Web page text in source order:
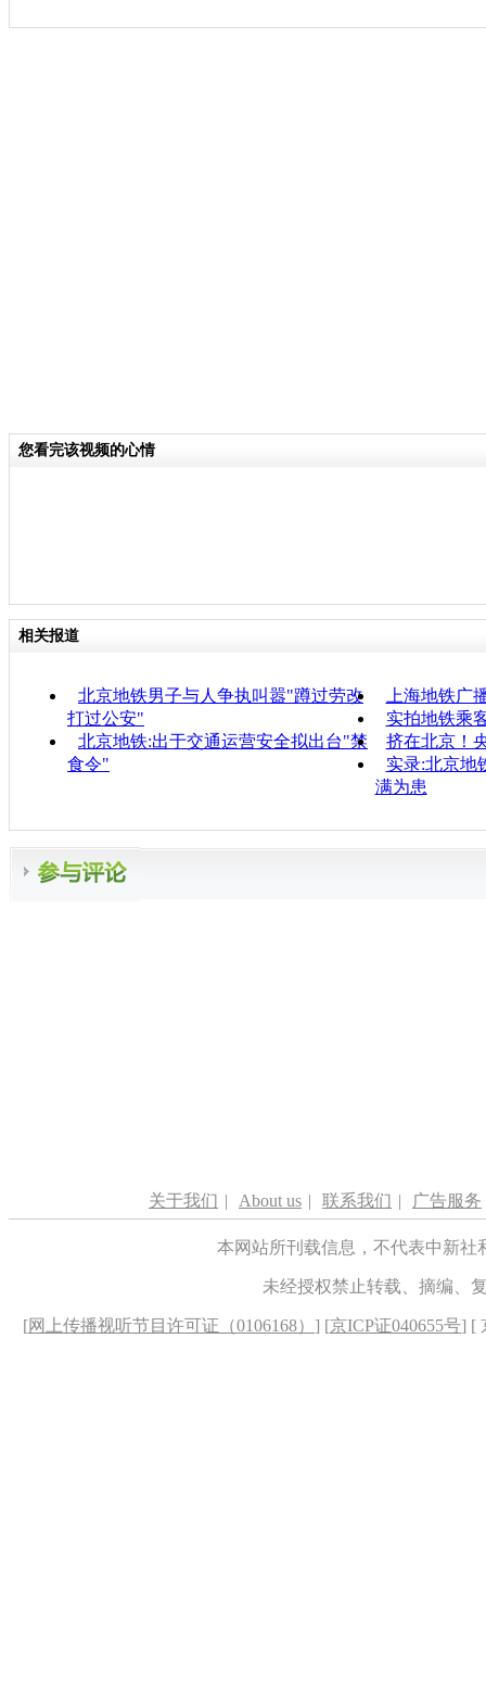
您看完该视频的心情
相关报道
北京地铁男子与人争执叫嚣"蹲过劳改
打过公安"
上海地铁广
实拍地铁乘
北京地铁:出于交通运营安全拟出台"禁
食令"
挤在北京！
实录:北京地
满为患
关于我们 | About us | 联系我们 | 广告服务
本网站所刊载信息，不代表中新
未经授权禁止转载、摘编、
[网上传播视听节目许可证（0106168） ] [京ICP证040655号] [